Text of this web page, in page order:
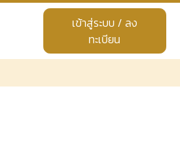
เข้าสู่ระบบ / ลง
ทะเบียน